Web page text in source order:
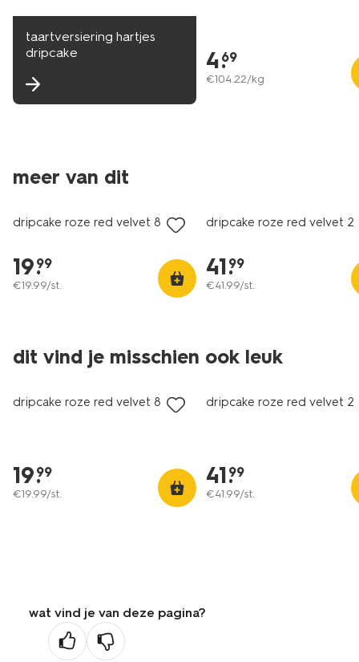
taartversiering hartjes
dripcake
4.
69
€104.22/kg
meer van dit
dripcake roze red velvet 8 p.
19.
99
€19.99/st.
dripcake roze red velvet
41.
99
€41.99/st.
dit vind je misschien ook leuk
dripcake roze red velvet 8 p.
19.
99
€19.99/st.
dripcake roze red velvet
41.
99
€41.99/st.
wat vind je van deze pagina?